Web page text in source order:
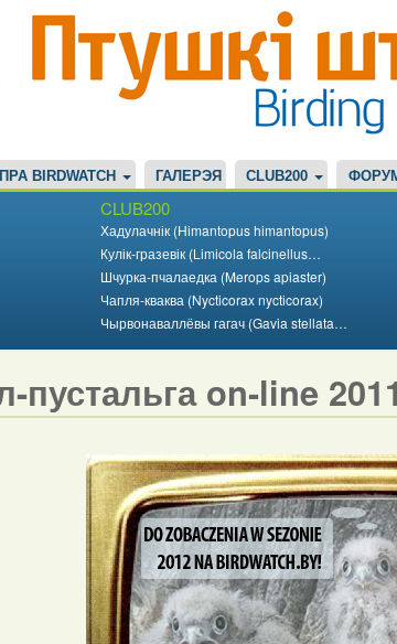
ПРА BIRDWATCH ГАЛЕРЭЯ CLUB200
CLUB200
Хадулачнік (Himantopus himantopus)
Кулік-гразевік (Limicola falcinellus…
Шчурка-пчалаедка (Merops apiaster)
Чапля-кваква (Nycticorax nycticorax)
Чырвонаваллёвы гагач (Gavia stellata…
пустальга on-line